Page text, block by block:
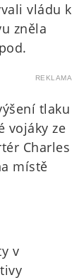
vládu k
zněla
REKLAMA
tlaku
vojáky ze
Charles
místě
v